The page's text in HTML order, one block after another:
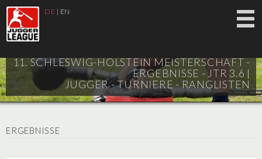
DE | EN
11. SCHLESWIG-HOLSTEIN MEISTERSCHAFT -
ERGEBNISSE - JTR 3.6 |
JUGGER - TURNIERE - RANGLISTEN
ERGEBNISSE